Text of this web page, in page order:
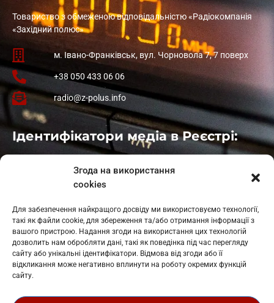
Згода на використання
cookies
Для забезпечення найкращого досвіду ми використовуємо технології,
такі як файли cookie, для збереження та/або отримання інформації з
вашого пристрою. Надання згоди на використання цих технологій
дозволить нам обробляти дані, такі як поведінка під час перегляду
сайту або унікальні ідентифікатори. Відмова від згоди або її
відкликання може негативно вплинути на роботу окремих функцій
сайту.
Товариство з обмеженою відповідальністю «Радіокомпанія
«Західний полюс»
м. Івано-Франківськ, вул. Чорновола 7, 7 поверх
+38 050 433 06 06
radio@z-polus.info
Ідентифікатори медіа в Реєстрі:
: L11-01410
: L11-01801
Косів: L11-01805
Гарасимів: L11-02274